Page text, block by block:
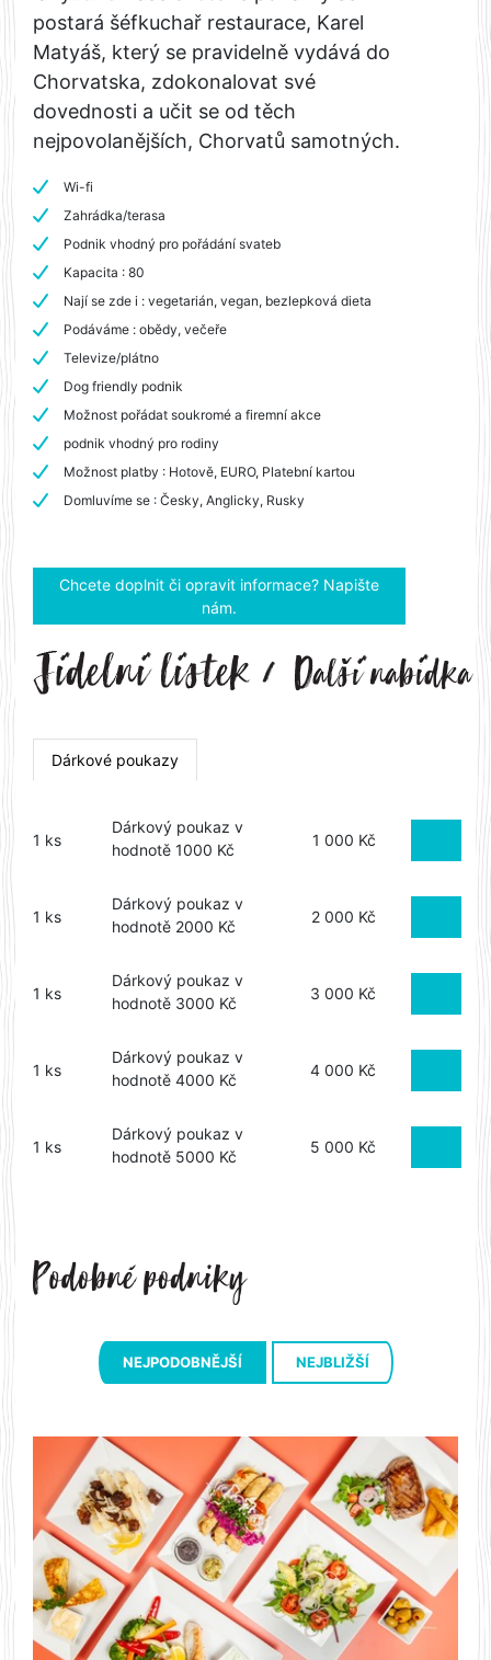
postará šéfkuchař restaurace, Karel
Matyáš, který se pravidelně vydává do
Chorvatska, zdokonalovat své
dovednosti a učit se od těch
nejpovolanějších, Chorvatů samotných.
Wi-fi
Zahrádka/terasa
Podnik vhodný pro pořádání svateb
Kapacita : 80
Nají se zde i : vegetarián, vegan, bezlepková dieta
Podáváme : obědy, večeře
Televize/plátno
Dog friendly podnik
Možnost pořádat soukromé a firemní akce
podnik vhodný pro rodiny
Možnost platby : Hotově, EURO, Platební kartou
Domluvíme se : Česky, Anglicky, Rusky
Chcete doplnit či opravit informace? Napište
nám.
Dárkové poukazy
1 ks
Dárkový poukaz v
hodnotě 1000 Kč
1 000 Kč
1 ks
Dárkový poukaz v
hodnotě 2000 Kč
2 000 Kč
1 ks
Dárkový poukaz v
hodnotě 3000 Kč
3 000 Kč
1 ks
Dárkový poukaz v
hodnotě 4000 Kč
4 000 Kč
1 ks
Dárkový poukaz v
hodnotě 5000 Kč
5 000 Kč
NEJPODOBNĚJŠÍ NEJBLIŽŠÍ